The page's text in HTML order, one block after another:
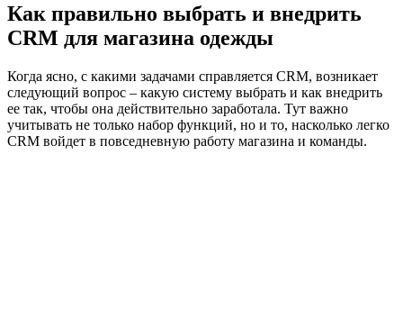
Как правильно выбрать и внедрить
CRM для магазина одежды
Когда ясно, с какими задачами справляется CRM, возникает
следующий вопрос – какую систему выбрать и как внедрить
ее так, чтобы она действительно заработала. Тут важно
учитывать не только набор функций, но и то, насколько легко
CRM войдет в повседневную работу магазина и команды.